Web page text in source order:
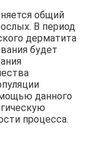
общий
В период
дерматита
будет
данного
процесса.